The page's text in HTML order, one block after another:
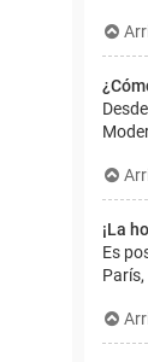
¡La
Es